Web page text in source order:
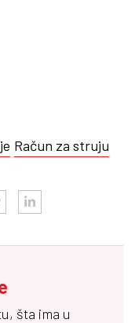
Račun za struju
šta ima u